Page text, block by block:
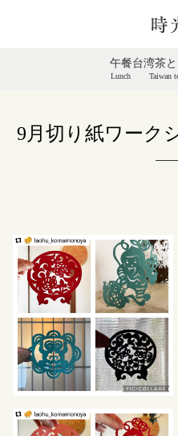
午餐
Lunch
台湾茶
Taiwan
9月切り紙ワーク